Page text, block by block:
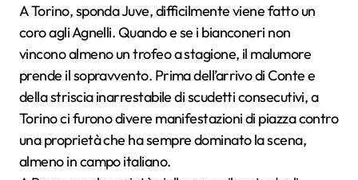
A Torino, sponda Juve, difficilmente viene fatto un
coro agli Agnelli. Quando e se i bianconeri non
vincono almeno un trofeo a stagione, il malumore
prende il sopravvento. Prima dell’arrivo di Conte e
della striscia inarrestabile di scudetti consecutivi, a
Torino ci furono divere manifestazioni di piazza contro
una proprietà che ha sempre dominato la scena,
almeno in campo italiano.